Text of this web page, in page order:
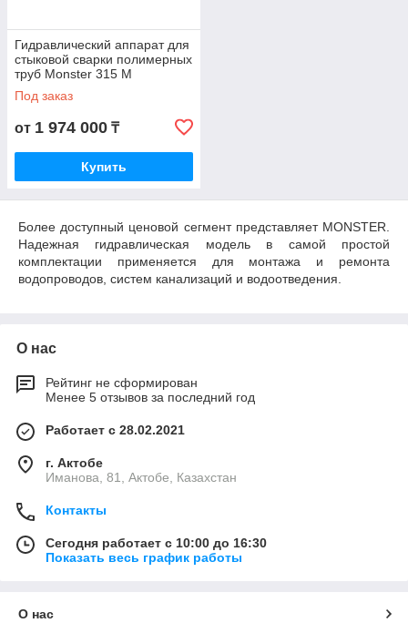
Гидравлический аппарат для
стыковой сварки полимерных
труб Monster 315 М
Под заказ
от 1 974 000 ₸
Купить
Более доступный ценовой сегмент представляет MONSTER.
Надежная гидравлическая модель в самой простой
комплектации применяется для монтажа и ремонта
водопроводов, систем канализаций и водоотведения.
О нас
Рейтинг не сформирован
Менее 5 отзывов за последний год
Работает с 28.02.2021
г. Актобе
Иманова, 81, Актобе, Казахстан
Контакты
Сегодня работает с 10:00 до 16:30
Показать весь график работы
О нас